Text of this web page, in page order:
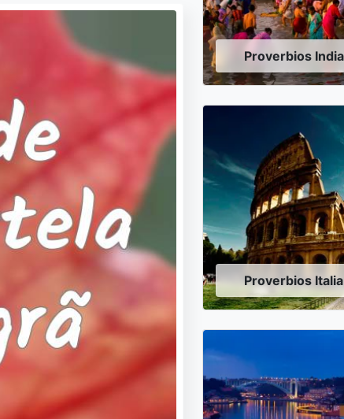
Proverbios
Proverbios